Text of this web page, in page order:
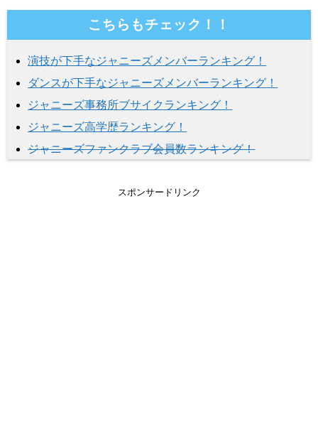
こちらもチェック！！
演技が下手なジャニーズメンバーランキング！
ダンスが下手なジャニーズメンバーランキング！
ジャニーズ事務所ブサイクランキング！
ジャニーズ高学歴ランキング！
ジャニーズファンクラブ会員数ランキング！
スポンサードリンク